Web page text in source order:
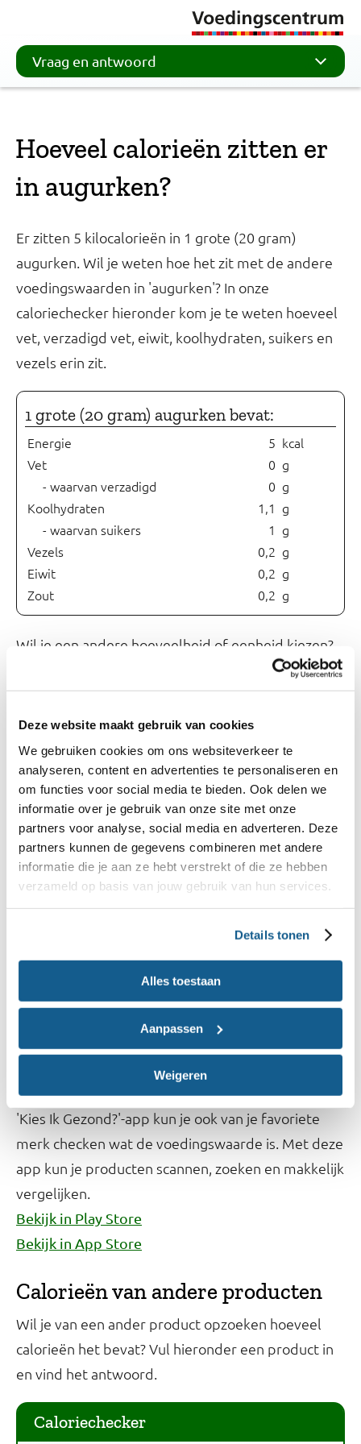
Deze website maakt gebruik van cookies
We gebruiken cookies om ons websiteverkeer te
analyseren, content en advertenties te personaliseren en
om functies voor social media te bieden. Ook delen we
informatie over je gebruik van onze site met onze
partners voor analyse, social media en adverteren. Deze
partners kunnen de gegevens combineren met andere
informatie die je aan ze hebt verstrekt of die ze hebben
verzameld op basis van jouw gebruik van hun services.
Details tonen
Alles toestaan
Aanpassen
Weigeren
Vraag en antwoord
Hoeveel calorieën zitten er
in augurken?
Er zitten 5 kilocalorieën in 1 grote (20 gram)
augurken. Wil je weten hoe het zit met de andere
voedingswaarden in 'augurken'? In onze
caloriechecker hieronder kom je te weten hoeveel
vet, verzadigd vet, eiwit, koolhydraten, suikers en
vezels erin zit.
1 grote (20 gram) augurken bevat:
Energie 5 kcal
Vet
0 g
- waarvan verzadigd
0 g
Koolhydraten
1,1 g
- waarvan suikers
1 g
Vezels
0,2 g
Eiwit
0,2 g
Zout
0,2 g
Wil je een andere hoeveelheid of eenheid kiezen?
Vul dan de caloriechecker onderaan deze pagina in.
De voedingswaarde van augurken
Je weet nu hoeveel calorieën, vet, verzadigd vet,
eiwit, koolhydraten, suikers en vezels er in
augurken zitten. Wil je weten wat de
voedingswaarde van dit product betekent binnen
je hele eetpatroon? Inde Eetmeterkun je langere
tijd bijhouden wat je eet en drinkt. Dit online
App 'Kies Ik Gezond?'
voedingswaarde voor een product. Maar per merk
kunnen er wel verschillen zijn. De ene pastasaus is
bijvoorbeeld niet de andere pastasaus. Met de
'Kies Ik Gezond?'-app kun je ook van je favoriete
merk checken wat de voedingswaarde is. Met deze
app kun je producten scannen, zoeken en makkelijk
vergelijken.
Bekijk in Play Store
Bekijk in App Store
Calorieën van andere producten
Wil je van een ander product opzoeken hoeveel
calorieën het bevat? Vul hieronder een product in
en vind het antwoord.
Caloriechecker